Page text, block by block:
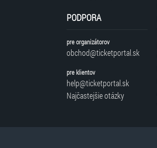
PODPORA
pre organizátorov
obchod@ticketportal.sk
pre klientov
help@ticketportal.sk
Najčastejšie otázky